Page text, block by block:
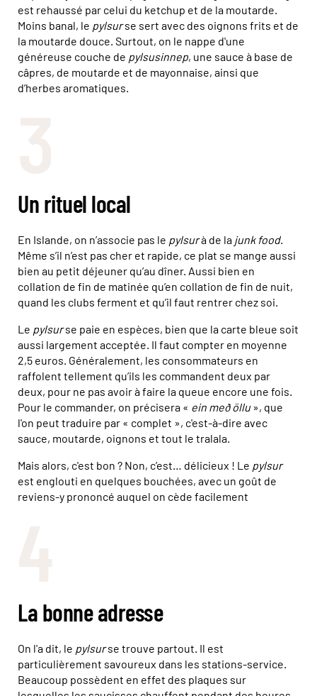
est rehaussé par celui du ketchup et de la moutarde.
Moins banal, le pylsurse sert avec des oignons frits et de
la moutarde douce. Surtout, on le nappe d'une
généreuse couche de pylsusinnep, une sauce à base de
câpres, de moutarde et de mayonnaise, ainsi que
d’herbes aromatiques.
Un rituel local
En Islande, on n’associe pas le pylsurà de la junk food.
Même s’il n’est pas cher et rapide, ce plat se mange aussi
bien au petit déjeuner qu’au dîner. Aussi bien en
collation de fin de matinée qu’en collation de fin de nuit,
quand les clubs ferment et qu’il faut rentrer chez soi.
Le pylsurse paie en espèces, bien que la carte bleue soit
aussi largement acceptée. Il faut compter en moyenne
2,5 euros. Généralement, les consommateurs en
raffolent tellement qu’ils les commandent deux par
deux, pour ne pas avoir à faire la queue encore une fois.
Pour le commander, on précisera « ein með öllu», que
l'on peut traduire par « complet », c'est-à-dire avec
sauce, moutarde, oignons et tout le tralala.
Mais alors, c'est bon ? Non, c’est… délicieux ! Le pylsur
est englouti en quelques bouchées, avec un goût de
reviens-y prononcé auquel on cède facilement
La bonne adresse
On l'a dit, le pylsurse trouve partout. Il est
particulièrement savoureux dans les stations-service.
Beaucoup possèdent en effet des plaques sur